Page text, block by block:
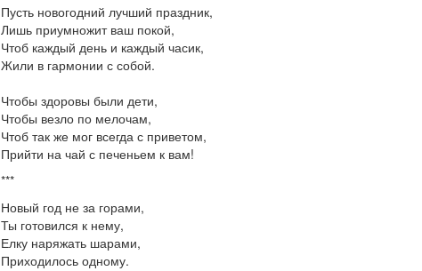
Пусть новогодний лучший праздник,
Лишь приумножит ваш покой,
Чтоб каждый день и каждый часик,
Жили в гармонии с собой.
Чтобы здоровы были дети,
Чтобы везло по мелочам,
Чтоб так же мог всегда с приветом,
Прийти на чай с печеньем к вам!
***
Новый год не за горами,
Ты готовился к нему,
Елку наряжать шарами,
Приходилось одному.